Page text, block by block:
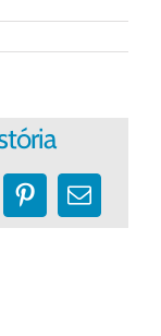
Pinterest
E-